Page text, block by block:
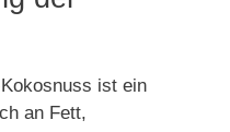
ist ein
an Fett,